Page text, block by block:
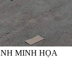
MINH HỌA